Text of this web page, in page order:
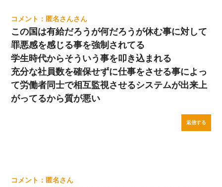
匿名さん
この国は有給だろうが何だろうが休む事に対して
罪悪感を感じる事を強制されてる
学生時代からそういう事を叩き込まれる
充分な社員数を確保せずに仕事をさせる事によっ
て労働者同士で相互監視させるシステムが出来上
がってるから質が悪い
返信する
匿名